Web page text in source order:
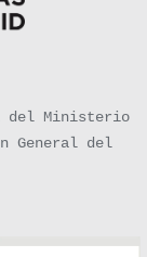
del Ministerio
General del